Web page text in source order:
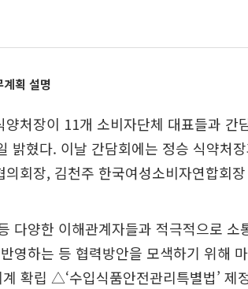
획 설명
양처장이 11개 소비자단체 대표들과 간
밝혔다. 이날 간담회에는 정승 식약처
회장, 김천주 한국여성소비자연합회
다양한 이해관계자들과 적극적으로 소
영하는 등 협력방안을 모색하기 위해
확립 △‘수입식품안전관리특별법’ 제